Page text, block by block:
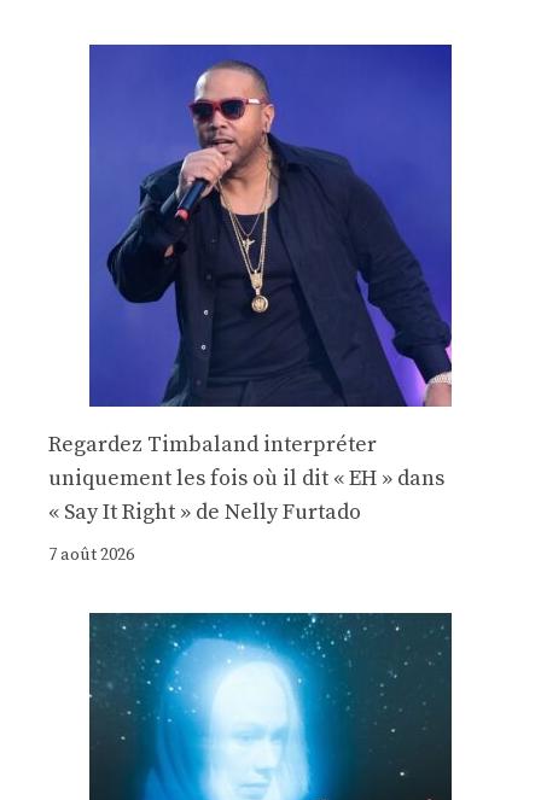
Regardez Timbaland interpréter
uniquement les fois où il dit « EH » dans
« Say It Right » de Nelly Furtado
7 août 2026